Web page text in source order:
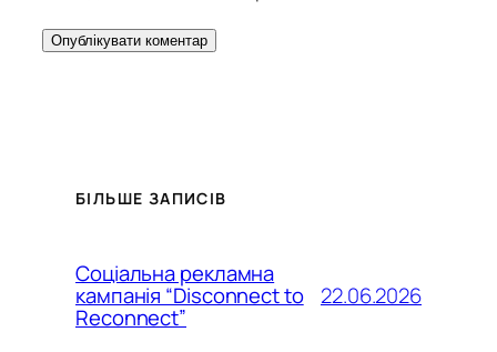
БІЛЬШЕ ЗАПИСІВ
Соціальна рекламна
кампанія “Disconnect to
Reconnect”
22.06.2026